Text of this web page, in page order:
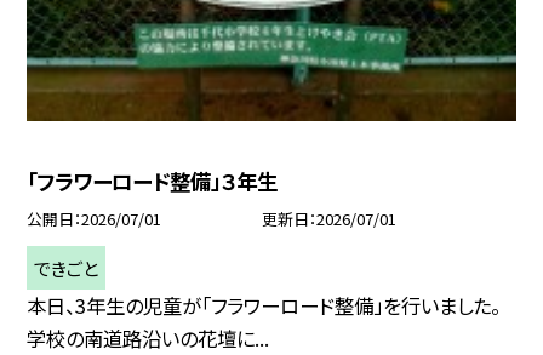
「フラワーロード整備」３年生
公開日 2026/07/01 更新日 2026/07/01
できごと
本日、3年生の児童が「フラワーロード整備」を行いました。
学校の南道路沿いの花壇に...